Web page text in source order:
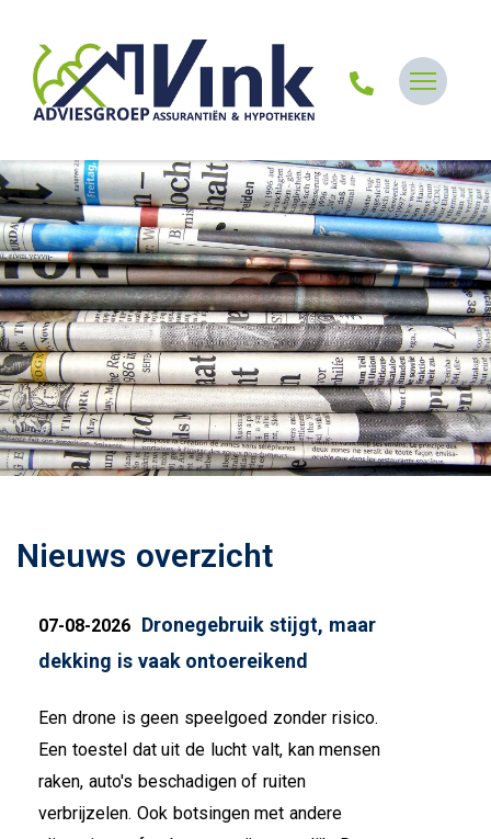
Nieuws overzicht
07-08-2026 Dronegebruik stijgt, maar
dekking is vaak ontoereikend
Een drone is geen speelgoed zonder risico.
Een toestel dat uit de lucht valt, kan mensen
raken, auto's beschadigen of ruiten
verbrijzelen. Ook botsingen met andere